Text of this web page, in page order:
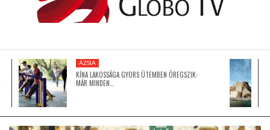
ÁZSIA
ÁZSIA
KÍNA LAKOSSÁGA GYORS ÜTEMBEN ÖREGSZIK:
MÁR MINDEN…